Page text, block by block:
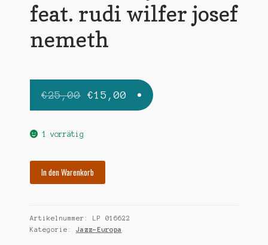
feat. rudi wilfer josef
nemeth
€25,00 Ursprünglicher
Preis
€15,00 Aktueller
Preis
1 vorrätig
feat.
rudi
In den Warenkorb
Artikelnummer:
LP 016622
Kategorie: Jazz-Europa